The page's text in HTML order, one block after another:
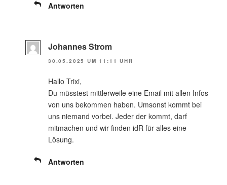
Antworten
Johannes Strom
30.05.2025 UM 11:11 UHR
Hallo Trixi,
Du müsstest mittlerweile eine Email mit allen Infos
von uns bekommen haben. Umsonst kommt bei
uns niemand vorbei. Jeder der kommt, darf
mitmachen und wir finden idR für alles eine
Lösung.
Antworten